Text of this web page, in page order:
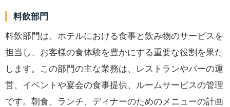
料飲部門
料飲部門は、ホテルにおける食事と飲み物のサービスを
担当し、お客様の食体験を豊かにする重要な役割を果た
します。この部門の主な業務は、レストランやバーの運
営、イベントや宴会の食事提供、ルームサービスの管理
です。朝食、ランチ、ディナーのためのメニューの計画